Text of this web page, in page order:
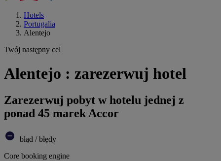
Hotels
Portugalia
Alentejo
Twój następny cel
Alentejo : zarezerwuj hotel
Zarezerwuj pobyt w hotelu jednej z
ponad 45 marek Accor
błąd / błędy
Core booking engine